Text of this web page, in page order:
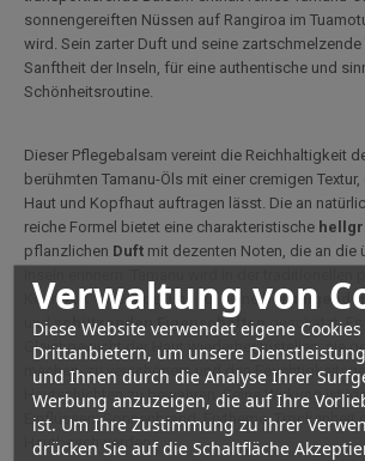
Verwaltung von
Diese Website verwendet eigene
Drittanbietern, um unsere
und Ihnen durch die Analyse Ihrer
Werbung anzuzeigen, die auf Ihre
ist. Um Ihre Zustimmung zu ihrer
drücken Sie auf die Schaltfläche
sonnengereiften Nüssen auf Rangiroa im
wird. Sein zarter Duft und seine zartschmelzende
Sanftheit der Inseln, für eine authentische und
Schönheitsroutine.
Dieser Pflegebalsam vereint die Reichhaltigkeit
berühmten Tamanu-Öls mit einer cremigen
Haut und Kopfhaut auftragen lässt. Die an
reiche Formel bietet eine charakteristische
pflanzlichen Duft mit dezenten Noten, die an die
Kosmetik verwendet und für seine
undschützenden Eigenschaften geschätzt. Es
Gleichgewicht der Haut wiederherzustellen, sie
machen, zu verschönern und den
Hautschichten zu bewahren. Seine Wirkung ist
Einflüssen: Sonnenbrand, Erytheme, Trockenheit
Hautbeschwerden.